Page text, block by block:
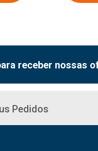
receber nossas
Pedidos